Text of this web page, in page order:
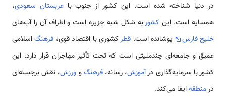
در دنیا شناخته شده است. این کشور از جنوب باعربستان سعودی،
همسایه است. این کشوربه شکل شبه جزیره است و اطراف آن را آب‌های
خلیج فارس
پوشانده است. قطرکشوری با اقتصاد قوی، فرهنگاسلامی
عمیق و جامعه‌ای چندملیتی است که تحت تأثیر مهاجران قرار دارد. این
کشور با سرمایه‌گذاری درآموزش، رسانه،فرهنگو ورزش، نقش برجسته‌ای
درمنطقهایفا می‌کند.